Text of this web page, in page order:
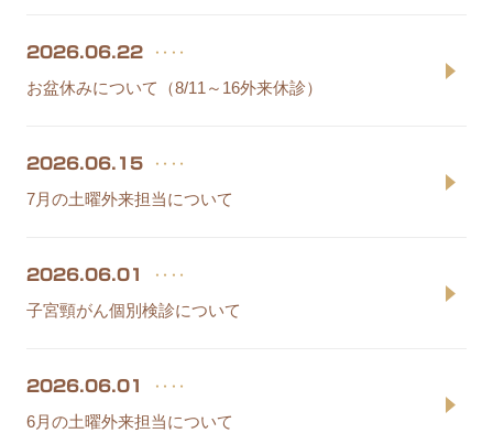
2026.06.22
‥‥
お盆休みについて（8/11～16外来休診）
2026.06.15
‥‥
7月の土曜外来担当について
2026.06.01
‥‥
子宮頸がん個別検診について
2026.06.01
‥‥
6月の土曜外来担当について